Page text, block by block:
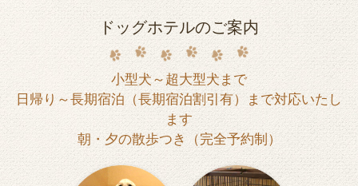
ドッグホテルのご案内
小型犬～超大型犬まで
日帰り～長期宿泊（長期宿泊割引有）まで対応いたし
ます
朝・夕の散歩つき（完全予約制）